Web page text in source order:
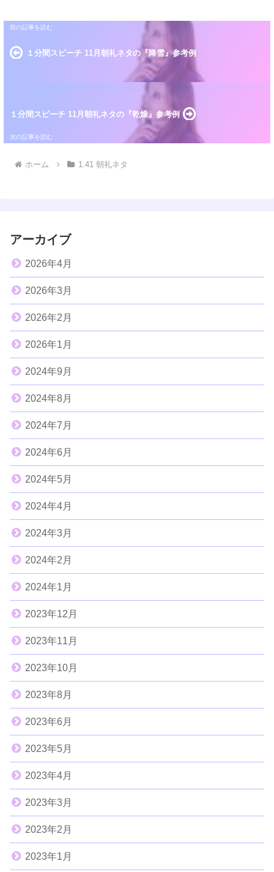
１分間スピーチ 11月朝礼ネタの『降雪』参考例
１分間スピーチ 11月朝礼ネタの『乾燥』参考例
ホーム 1.41 朝礼ネタ
アーカイブ
2026年4月
2026年3月
2026年2月
2026年1月
2024年9月
2024年8月
2024年7月
2024年6月
2024年5月
2024年4月
2024年3月
2024年2月
2024年1月
2023年12月
2023年11月
2023年10月
2023年8月
2023年6月
2023年5月
2023年4月
2023年3月
2023年2月
2023年1月